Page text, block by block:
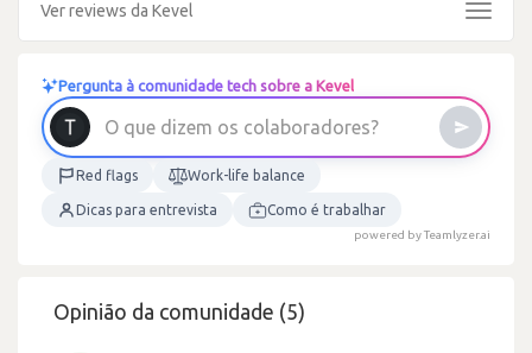
Ver reviews da Kevel
Toggle
Pergunta à comunidade tech sobre a Kevel
O que d izem os colaborad ores?
Red flags Work-life balance
Dicas para entrevista Como é trabalhar
powered by Teamlyzer.ai
Opinião da comunidade (5)